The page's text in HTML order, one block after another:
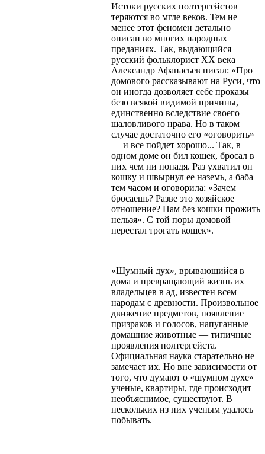
Истоки русских полтергейстов
теряются во мгле веков. Тем не
менее этот феномен детально
описан во многих народных
преданиях. Так, выдающийся
русский фольклорист ХХ века
Александр Афанасьев писал: «Про
домового рассказывают на Руси, что
он иногда дозволяет себе проказы
безо всякой видимой причины,
единственно вследствие своего
шаловливого нрава. Но в таком
случае достаточно его «оговорить»
— и все пойдет хорошо... Так, в
одном доме он бил кошек, бросал в
них чем ни попадя. Раз ухватил он
кошку и швырнул ее наземь, а баба
тем часом и оговорила: «Зачем
бросаешь? Разве это хозяйское
отношение? Нам без кошки прожить
нельзя». С той поры домовой
перестал трогать кошек».
«Шумный дух», врывающийся в
дома и превращающий жизнь их
владельцев в ад, известен всем
народам с древности. Произвольное
движение предметов, появление
призраков и голосов, напуганные
домашние животные — типичные
проявления полтергейста.
Официальная наука старательно не
замечает их. Но вне зависимости от
того, что думают о «шумном духе»
ученые, квартиры, где происходит
необъяснимое, существуют. В
нескольких из них ученым удалось
побывать.